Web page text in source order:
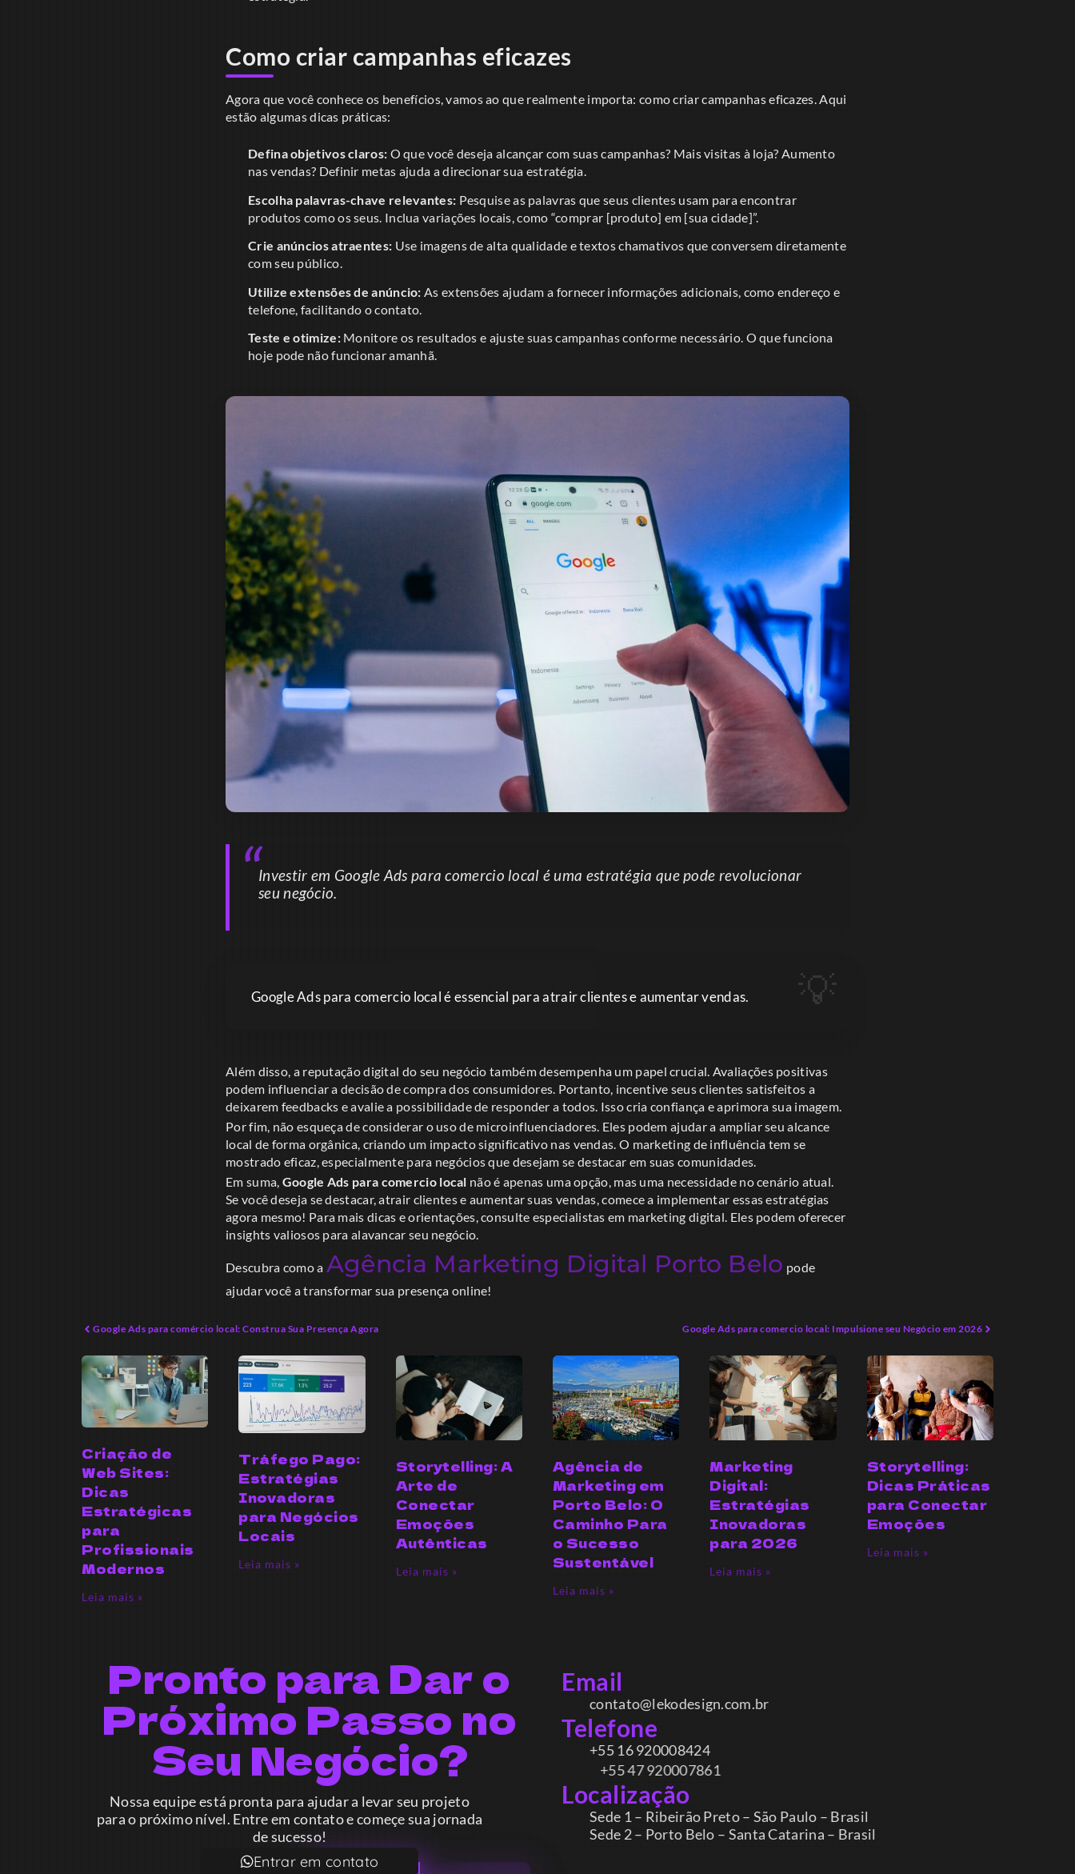
Como criar campanhas eficazes
Agora que você conhece os benefícios, vamos ao que realmente importa: como criar campanhas eficazes. Aqui
estão algumas dicas práticas:
Defina objetivos claros: O que você deseja alcançar com suas campanhas? Mais visitas à loja? Aumento
nas vendas? Definir metas ajuda a direcionar sua estratégia.
Escolha palavras-chave relevantes: Pesquise as palavras que seus clientes usam para encontrar
produtos como os seus. Inclua variações locais, como “comprar [produto] em [sua cidade]”.
Crie anúncios atraentes: Use imagens de alta qualidade e textos chamativos que conversem diretamente
com seu público.
Utilize extensões de anúncio: As extensões ajudam a fornecer informações adicionais, como endereço e
telefone, facilitando o contato.
Teste e otimize:Monitore os resultados e ajuste suas campanhas conforme necessário. O que funciona
hoje pode não funcionar amanhã.
Investir em Google Ads para comercio local é uma estratégia que pode revolucionar
seu negócio.
Google Ads para comercio local é essencial para atrair clientes e aumentar vendas.
Além disso, a reputação digital do seu negócio também desempenha um papel crucial. Avaliações positivas
podem influenciar a decisão de compra dos consumidores. Portanto, incentive seus clientes satisfeitos a
deixarem feedbacks e avalie a possibilidade de responder a todos. Isso cria confiança e aprimora sua imagem.
Por fim, não esqueça de considerar o uso de microinfluenciadores. Eles podem ajudar a ampliar seu alcance
local de forma orgânica, criando um impacto significativo nas vendas. O marketing de influência tem se
mostrado eficaz, especialmente para negócios que desejam se destacar em suas comunidades.
Em suma, Google Ads para comercio local não é apenas uma opção, mas uma necessidade no cenário atual.
Se você deseja se destacar, atrair clientes e aumentar suas vendas, comece a implementar essas estratégias
agora mesmo! Para mais dicas e orientações, consulte especialistas em marketing digital. Eles podem oferecer
insights valiosos para alavancar seu negócio.
Descubra como a Agência Marketing Digital Porto Belo pode
ajudar você a transformar sua presença online!
Google Ads para comércio local: Construa Sua Presença Agora Google Ads para comercio local: Impulsione seu Negócio em 2026
Criação de
Web Sites:
Dicas
Estratégicas
para
Profissionais
Modernos
Leia mais »
Tráfego Pago:
Estratégias
Inovadoras
para Negócios
Locais
Leia mais »
Storytelling: A
Arte de
Conectar
Emoções
Autênticas
Leia mais »
Agência de
Marketing em
Porto Belo: O
Caminho Para
o Sucesso
Sustentável
Leia mais »
Marketing
Digital:
Estratégias
Inovadoras
para 2026
Leia mais »
Storytelling:
Dicas Práticas
para Conectar
Emoções
Leia mais »
Pronto para Dar o
Próximo Passo no
Seu Negócio?
Nossa equipe está pronta para ajudar a levar seu projeto
para o próximo nível. Entre em contato e começe sua jornada
de sucesso!
Entrar em contato
Email
contato@lekodesign.com.br
Telefone
+55 16 920008424
+55 47 920007861
Localização
Sede 1 – Ribeirão Preto – São Paulo – Brasil
Sede 2 – Porto Belo – Santa Catarina – Brasil